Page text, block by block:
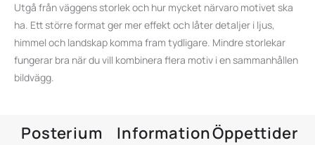
Utgå från väggens storlek och hur mycket närvaro motivet ska
ha. Ett större format ger mer effekt och låter detaljer i ljus,
himmel och landskap komma fram tydligare. Mindre storlekar
fungerar bra när du vill kombinera flera motiv i en sammanhållen
bildvägg.
Posterium InformationÖppettider